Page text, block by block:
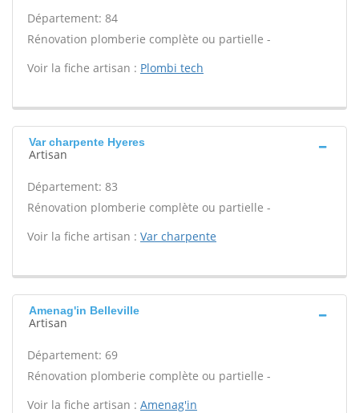
Département: 84
Rénovation plomberie complète ou partielle -
Voir la fiche artisan : Plombi tech
Var charpente Hyeres
Artisan
Département: 83
Rénovation plomberie complète ou partielle -
Voir la fiche artisan : Var charpente
Amenag'in Belleville
Artisan
Département: 69
Rénovation plomberie complète ou partielle -
Voir la fiche artisan : Amenag'in